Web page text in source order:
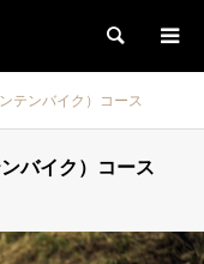
検索
テンバイク）コース
バイク）コース